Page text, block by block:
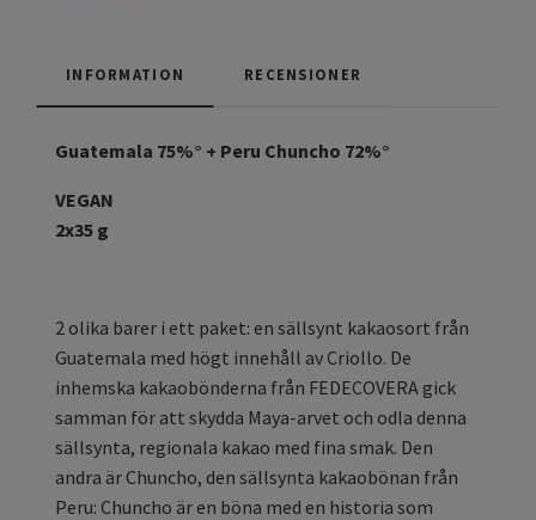
INFORMATION RECENSIONER
Guatemala 75%° + Peru Chuncho 72%°
VEGAN
2x35 g
2 olika barer i ett paket: en sällsynt kakaosort från
Guatemala med högt innehåll av Criollo. De
inhemska kakaobönderna från FEDECOVERA gick
samman för att skydda Maya-arvet och odla denna
sällsynta, regionala kakao med fina smak. Den
andra är Chuncho, den sällsynta kakaobönan från
Peru: Chuncho är en böna med en historia som